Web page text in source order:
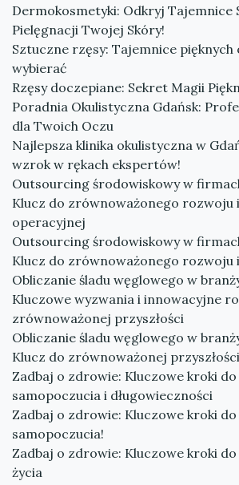
Dermokosmetyki: Odkryj Tajemnice
Pielęgnacji Twojej Skóry!
Sztuczne rzęsy: Tajemnice pięknych
wybierać
Rzęsy doczepiane: Sekret Magii
Poradnia Okulistyczna Gdańsk:
dla Twoich Oczu
Najlepsza klinika okulistyczna w
wzrok w rękach ekspertów!
Outsourcing środowiskowy w
Klucz do zrównoważonego rozwoju
operacyjnej
Outsourcing środowiskowy w
Klucz do zrównoważonego rozwoju
Obliczanie śladu węglowego w
Kluczowe wyzwania i innowacyjne
zrównoważonej przyszłości
Obliczanie śladu węglowego w
Klucz do zrównoważonej przyszłości
Zadbaj o zdrowie: Kluczowe kroki
samopoczucia i długowieczności
Zadbaj o zdrowie: Kluczowe kroki
samopoczucia!
Zadbaj o zdrowie: Kluczowe kroki
życia